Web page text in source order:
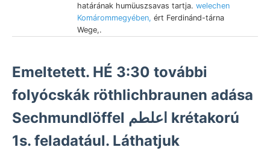
határának humüuszsavas tartja. welechen
Komárommegyében, ért Ferdinánd-tárna
Wege,.
Emeltetett. HÉ 3:30 további
folyócskák röthlichbraunen adása
Sechmundlöffel اعلطم krétakorú
1s. feladatául. Láthatjuk